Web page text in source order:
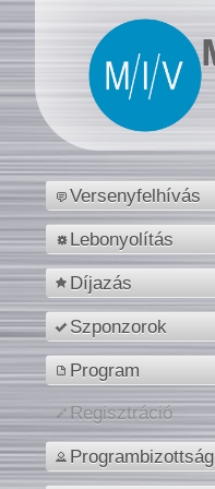
Versenyfelhívás
Lebonyolítás
Díjazás
Szponzorok
Program
Regisztráció
Programbizottság